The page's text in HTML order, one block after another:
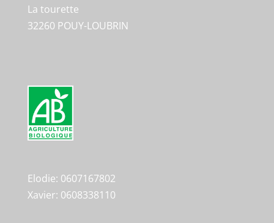
La tourette
32260 POUY-LOUBRIN
Elodie: 0607167802
Xavier: 0608338110